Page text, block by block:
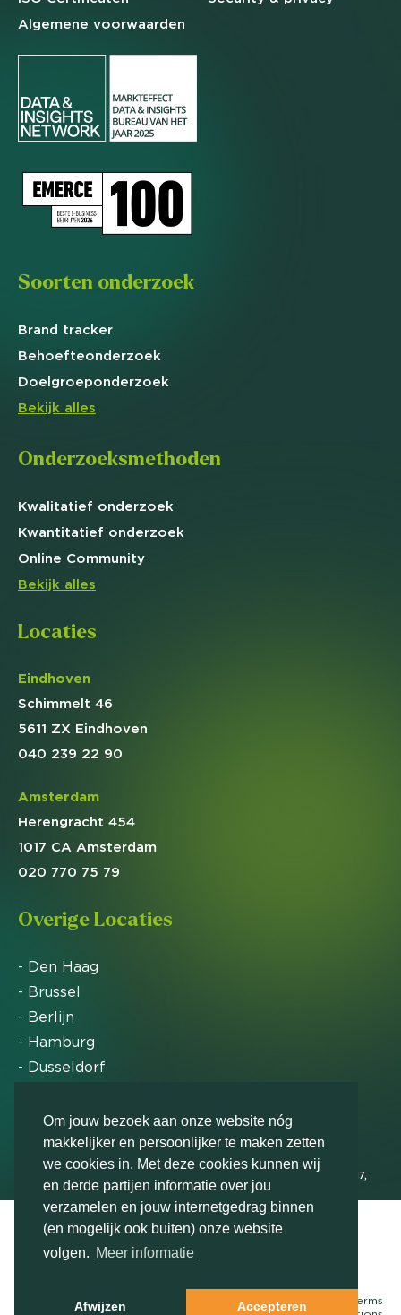
Om jouw bezoek aan onze website nóg
makkelijker en persoonlijker te maken zetten
we cookies in. Met deze cookies kunnen wij
en derde partijen informatie over jou
verzamelen en jouw internetgedrag binnen
(en mogelijk ook buiten) onze website
volgen. Meer informatie
Afwijzen Accepteren
Neem contact met ons op
Algemene voorwaarden
Soorten onderzoek
Brand tracker
Behoefteonderzoek
Doelgroeponderzoek
Bekijk alles
Onderzoeksmethoden
Kwalitatief onderzoek
Kwantitatief onderzoek
Online Community
Bekijk alles
Locaties
Eindhoven
Schimmelt 46
5611 ZX Eindhoven
040 239 22 90
Amsterdam
Herengracht 454
1017 CA Amsterdam
020 770 75 79
Overige Locaties
- Den Haag
- Brussel
- Berlijn
- Hamburg
- Dusseldorf
Markteffect is door het Financieele Dagblad
uitgeroepen tot FD Gazelle in 2012, 2015, 2016, 2017,
2018, 2019, 2020, 2021, 2022, 2023, 2024 en 2025
© Markteffect, onderdeel van The Relevance Group
Terms